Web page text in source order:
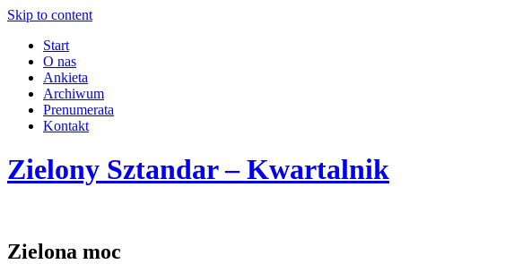
Skip to content
Start
O nas
Ankieta
Archiwum
Prenumerata
Kontakt
Zielony Sztandar – Kwartalnik
Zielona moc